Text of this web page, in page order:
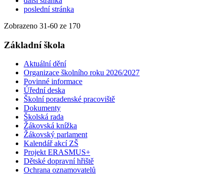
poslední stránka
Zobrazeno 31-60 ze 170
Základní škola
Aktuální dění
Organizace školního roku 2026/2027
Povinné informace
Úřední deska
Školní poradenské pracoviště
Dokumenty
Školská rada
Žákovská knížka
Žákovský parlament
Kalendář akcí ZŠ
Projekt ERASMUS+
Dětské dopravní hřiště
Ochrana oznamovatelů